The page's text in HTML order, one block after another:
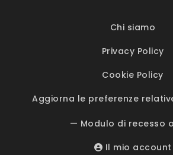
Chi siamo
Privacy Policy
Cookie Policy
Aggiorna le preferenze
— Modulo di recesso
Il mio account